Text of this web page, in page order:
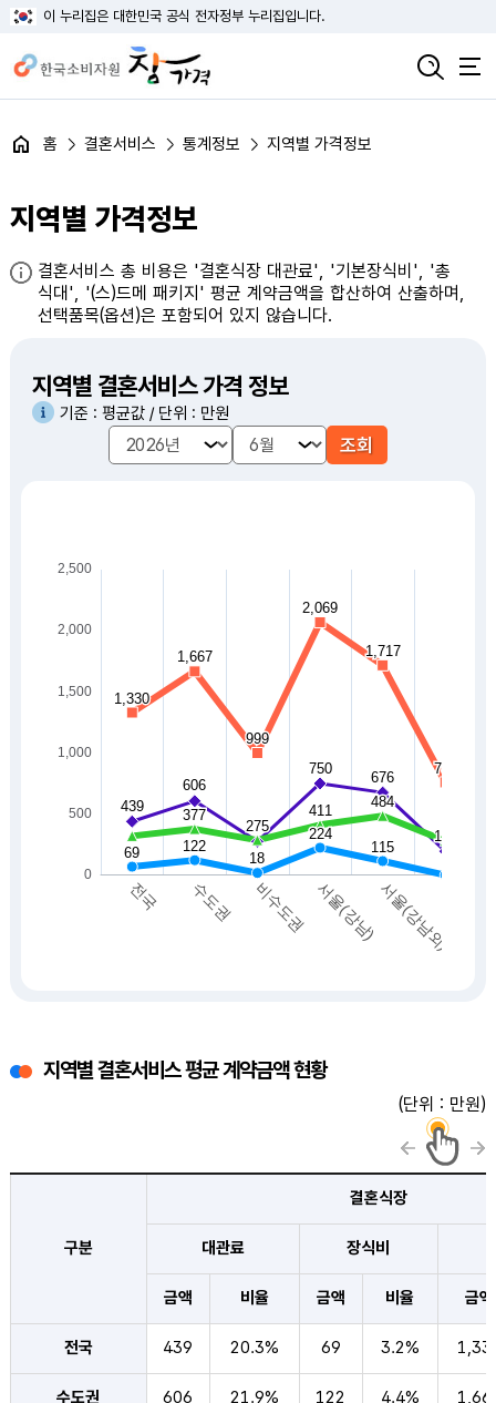
이 누리집은 대한민국 공식 전자정부 누리집입니다.
홈 결혼서비스 통계정보 지역별 가격정보
지역별 가격정보
결혼서비스 총 비용은 '결혼식장 대관료', '기본장식비', '총
식대', '(스)드메 패키지' 평균 계약금액을 합산하여 산출하며,
선택품목(옵션)은 포함되어 있지 않습니다.
지역별 결혼서비스 가격 정보
기준 : 평균값 / 단위 : 만원
조회
지역별 결혼서비스 평균 계약금액 현황
(단위 : 만원)
구분
결혼식장
대관료 장식비
금액 비율 금액 비율 금액
전국 439 20.3% 69 3.2%
수도권 606 21.9% 122 4.4%